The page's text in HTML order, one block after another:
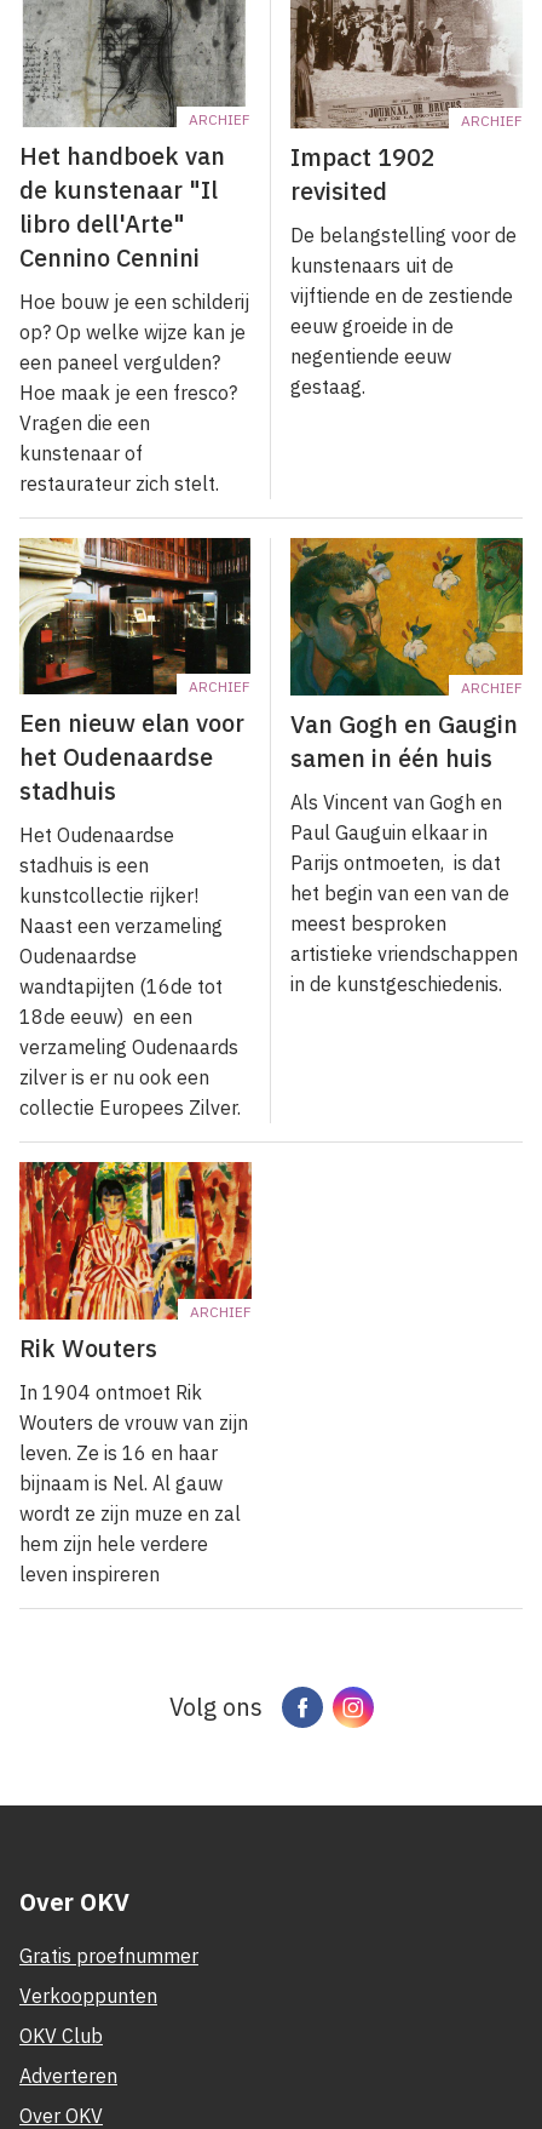
ARCHIEF
Het handboek van
de kunstenaar "Il
libro dell'Arte"
Cennino Cennini
Hoe bouw je een schilderij
op? Op welke wijze kan je
een paneel vergulden?
Hoe maak je een fresco?
Vragen die een
kunstenaar of
restaurateur zich stelt.
ARCHIEF
Impact 1902
revisited
De belangstelling voor de
kunstenaars uit de
vijftiende en de zestiende
eeuw groeide in de
negentiende eeuw
gestaag.
ARCHIEF
Een nieuw elan voor
het Oudenaardse
stadhuis
Het Oudenaardse
stadhuis is een
kunstcollectie rijker!
Naast een verzameling
Oudenaardse
wandtapijten (16de tot
18de eeuw) en een
verzameling Oudenaards
zilver is er nu ook een
collectie Europees Zilver.
ARCHIEF
Van Gogh en Gaugin
samen in één huis
Als Vincent van Gogh en
Paul Gauguin elkaar in
Parijs ontmoeten, is dat
het begin van een van de
meest besproken
artistieke vriendschappen
in de kunstgeschiedenis.
ARCHIEF
Rik Wouters
In 1904 ontmoet Rik
Wouters de vrouw van zijn
leven. Ze is 16 en haar
bijnaam is Nel. Al gauw
wordt ze zijn muze en zal
hem zijn hele verdere
leven inspireren
Volg ons FacebookInstagram
Over OKV
Gratis proefnummer
Verkooppunten
OKV Club
Adverteren
Over OKV